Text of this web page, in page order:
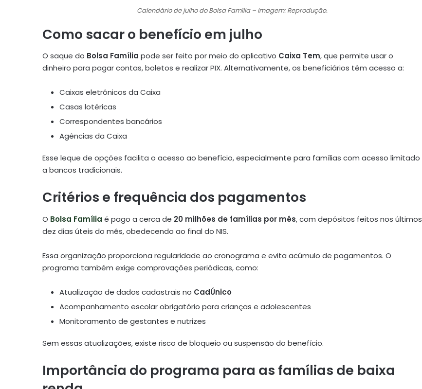
Calendário de julho do Bolsa Família – Imagem: Reprodução.
Como sacar o benefício em julho
O saque do Bolsa Família pode ser feito por meio do aplicativo Caixa Tem, que permite usar o
dinheiro para pagar contas, boletos e realizar PIX. Alternativamente, os beneficiários têm acesso a:
Caixas eletrônicos da Caixa
Casas lotéricas
Correspondentes bancários
Agências da Caixa
Esse leque de opções facilita o acesso ao benefício, especialmente para famílias com acesso limitado
a bancos tradicionais.
Critérios e frequência dos pagamentos
O Bolsa Família é pago a cerca de 20 milhões de famílias por mês, com depósitos feitos nos últimos
dez dias úteis do mês, obedecendo ao final do NIS.
Essa organização proporciona regularidade ao cronograma e evita acúmulo de pagamentos. O
programa também exige comprovações periódicas, como:
Atualização de dados cadastrais no CadÚnico
Acompanhamento escolar obrigatório para crianças e adolescentes
Monitoramento de gestantes e nutrizes
Sem essas atualizações, existe risco de bloqueio ou suspensão do benefício.
Importância do programa para as famílias de baixa